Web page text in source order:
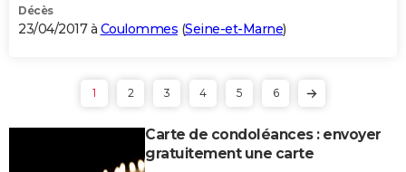
Décès
23/04/2017 à Coulommes (Seine-et-Marne)
1 2 3 4 5 6
Carte de condoléances : envoyer
gratuitement une carte